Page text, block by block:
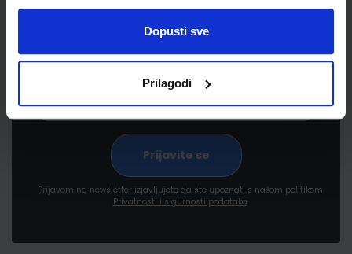
Dopusti sve
Prilagodi
proizvodima i uslugama, akcijama i drugim
pogodnostima
Prijavom na newsletter izjavljujete da ste upoznati s našom politikom
Privatnosti i sigurnosti podataka